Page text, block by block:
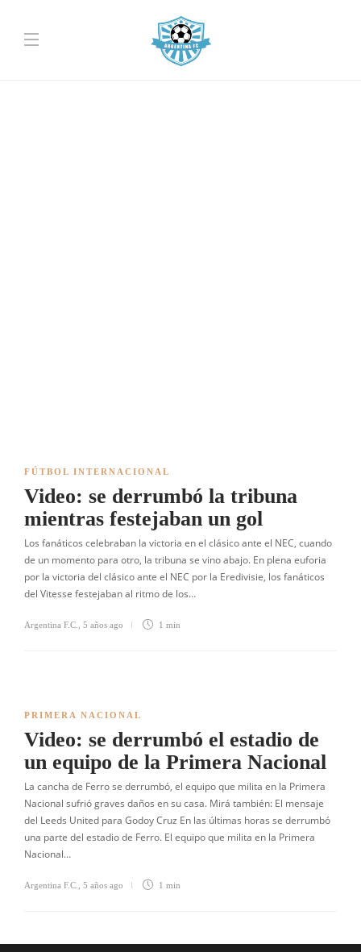
FÚTBOL INTERNACIONAL
Video: se derrumbó la tribuna
mientras festejaban un gol
Los fanáticos celebraban la victoria en el clásico ante el NEC, cuando
de un momento para otro, la tribuna se vino abajo. En plena euforia
por la victoria del clásico ante el NEC por la Eredivisie, los fanáticos
del Vitesse festejaban al ritmo de los…
Argentina F.C. 5 años ago 1 min
PRIMERA NACIONAL
Video: se derrumbó el estadio de
un equipo de la Primera Nacional
La cancha de Ferro se derrumbó, el equipo que milita en la Primera
Nacional sufrió graves daños en su casa. Mirá también: El mensaje
del Leeds United para Godoy Cruz En las últimas horas se derrumbó
una parte del estadio de Ferro. El equipo que milita en la Primera
Nacional…
Argentina F.C. 5 años ago 1 min